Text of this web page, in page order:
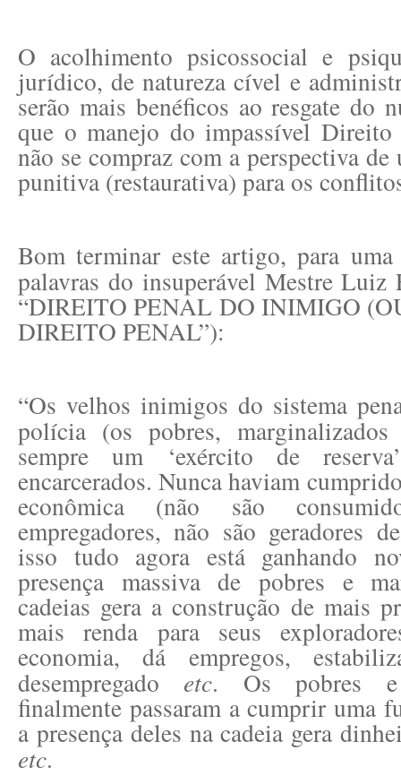
O acolhimento psicossocial e
jurídico, de natureza cível e
serão mais benéficos ao resgate do
que o manejo do impassível Direito
não se compraz com a perspectiva
punitiva (restaurativa) para os
Bom terminar este artigo, para
palavras do insuperável Mestre
“DIREITO PENAL DO INIMIGO
DIREITO PENAL”):
“Os velhos inimigos do sistema
polícia (os pobres,
sempre um ‘exército de
encarcerados. Nunca haviam
econômica (não são
empregadores, não são geradores
isso tudo agora está ganhando
presença massiva de pobres e
cadeias gera a construção de mais
mais renda para seus
economia, dá empregos,
desempregado etc. Os pobres e
finalmente passaram a cumprir uma
a presença deles na cadeia gera
etc.